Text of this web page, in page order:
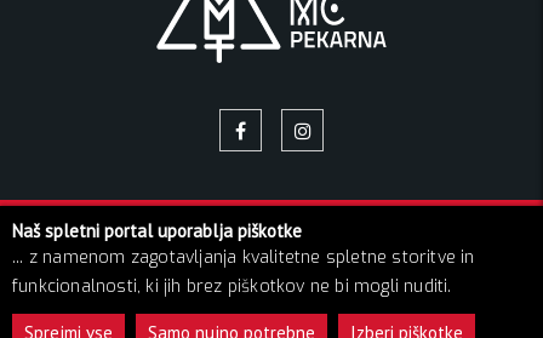
© 2026 Pekarna | Vse pravice pridržane!
O NAS
NAPOVEDNIK GALERIJA SLIK
BLOG
KONTAKT
GDPR
Naš spletni portal uporablja piškotke
... z namenom zagotavljanja kvalitetne spletne storitve in
funkcionalnosti, ki jih brez piškotkov ne bi mogli nuditi.
Sprejmi vse
Samo nujno potrebne Izberi piškotke